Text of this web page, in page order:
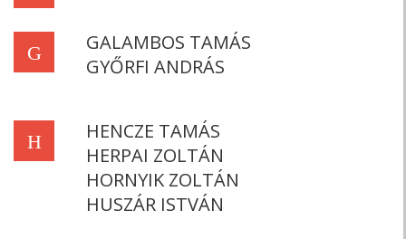
G
GALAMBOS TAMÁS
GYŐRFI ANDRÁS
H
HENCZE TAMÁS
HERPAI ZOLTÁN
HORNYIK ZOLTÁN
HUSZÁR ISTVÁN